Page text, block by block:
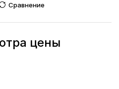
Сравнение
цены